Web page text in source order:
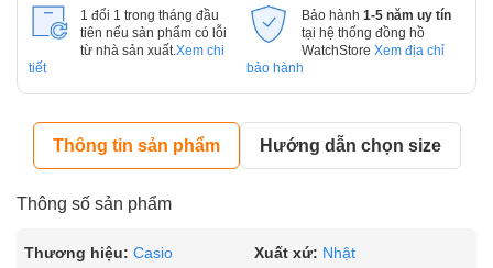
1 đổi 1 trong tháng đầu
tiên nếu sản phẩm có lỗi
từ nhà sản xuất. Xem chi
tiết
Bảo hành 1-5 năm uy tín
tại hệ thống đồng hồ
WatchStore Xem địa chỉ
bảo hành
Thông tin sản phẩm Hướng dẫn chọn size
Thông số sản phẩm
Thương hiệu: Casio Xuất xứ: Nhật